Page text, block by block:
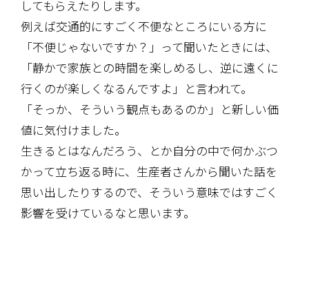
してもらえたりします。
例えば交通的にすごく不便なところにいる方に
「不便じゃないですか？」って聞いたときには、
「静かで家族との時間を楽しめるし、逆に遠くに
行くのが楽しくなるんですよ」と言われて。
「そっか、そういう観点もあるのか」と新しい価
値に気付けました。
生きるとはなんだろう、とか自分の中で何かぶつ
かって立ち返る時に、生産者さんから聞いた話を
思い出したりするので、そういう意味ではすごく
影響を受けているなと思います。